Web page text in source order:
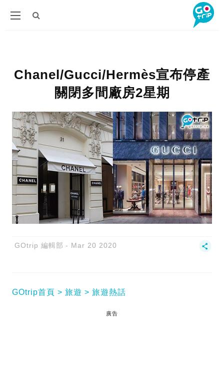
Chanel/Gucci/Hermès宣布停產
關閉多間廠房2星期
GOtrip 編輯部 Mar 20 2020
GOtrip首頁 旅遊 旅遊熱話
廣告